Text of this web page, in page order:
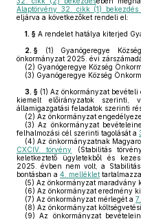
Alaptörvény 32. cikk (1)
eljárva a következőket rendeli el:
1. § A rendelet hatálya kiterjed
2. § (1) Gyanógeregye
önkormányzat 2025. évi
(2) Gyanógeregye Község
(3) Gyanógeregye Község
3. § (1) Az önkormányzat bevételi
kiemelt előirányzatok
államigazgatási feladatok szerinti
(2) Az önkormányzat
(3) Az önkormányzat
felhalmozási cél szerinti tagolását a
(4) Az önkormányzatnak
CXCIV. törvény (Stabilitás
keletkeztető ügyletekből és
2025. évben nem volt, a
bontásban a 4. melléklet tartalmazza.
(5) Az önkormányzat maradvány
(6) Az önkormányzat eredmény
(7) Az önkormányzat mérlegét a
(8) Az önkormányzat
(9) Az önkormányzat